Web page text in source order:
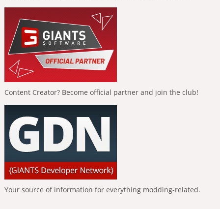
Content Creator? Become official partner and join the club!
Your source of information for everything modding-related.